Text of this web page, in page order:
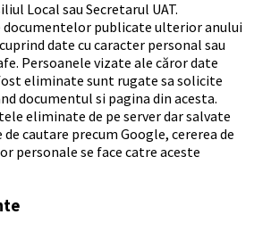
Local sau Secretarul UAT.
documentelor publicate ulterior anului
date cu caracter personal sau
Persoanele vizate ale căror date
eliminate sunt rugate sa solicite
documentul si pagina din acesta.
eliminate de pe server dar salvate
cautare precum Google, cererea de
personale se face catre aceste